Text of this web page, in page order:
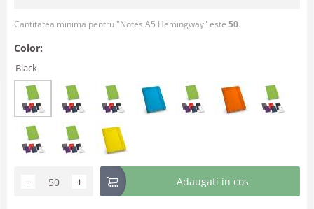
Cantitatea minima pentru "Notes A5 Hemingway" este 50.
Color:
Black
+
− Adaugati in cos